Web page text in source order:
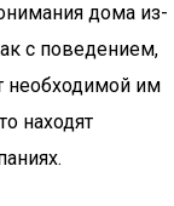
дома из-
с поведением,
необходимой им
находят